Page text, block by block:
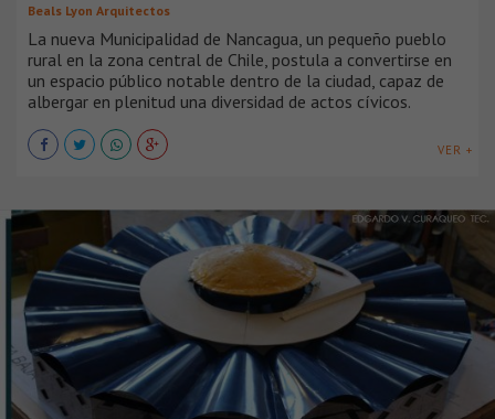
Beals Lyon Arquitectos
La nueva Municipalidad de Nancagua, un pequeño pueblo
rural en la zona central de Chile, postula a convertirse en
un espacio público notable dentro de la ciudad, capaz de
albergar en plenitud una diversidad de actos cívicos.
VER +